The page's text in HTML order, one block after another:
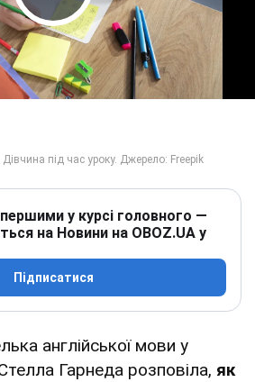
Play Video
у курсі головного —
на Новини на OBOZ.UA у
Підписатися
англійської мови у
Гарнеда розповіла, як